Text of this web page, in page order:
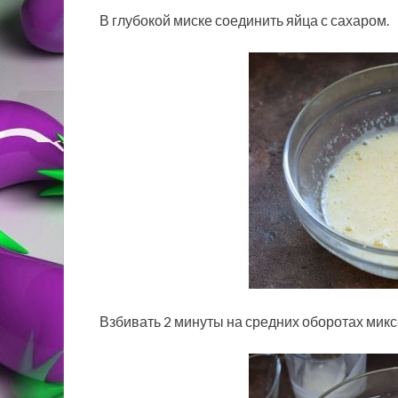
В глубокой миске соединить яйца с сахаром.
Взбивать 2 минуты на средних оборотах